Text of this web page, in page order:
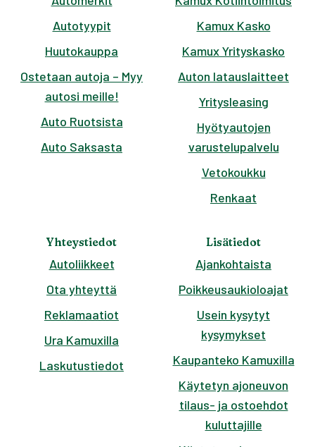
Autotyypit
Huutokauppa
Ostetaan autoja – Myy
autosi meille!
Auto Ruotsista
Auto Saksasta
Kamux Kasko
Kamux Yrityskasko
Auton latauslaitteet
Yritysleasing
Hyötyautojen
varustelupalvelu
Vetokoukku
Renkaat
Yhteystiedot
Autoliikkeet
Ota yhteyttä
Reklamaatiot
Ura Kamuxilla
Laskutustiedot
Lisätiedot
Ajankohtaista
Poikkeusaukioloajat
Usein kysytyt
kysymykset
Kaupanteko Kamuxilla
Käytetyn ajoneuvon
tilaus- ja ostoehdot
kuluttajille